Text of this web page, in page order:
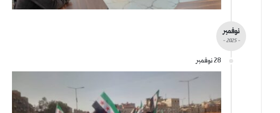
نوفمبر
- 2025 -
28 نوفمبر